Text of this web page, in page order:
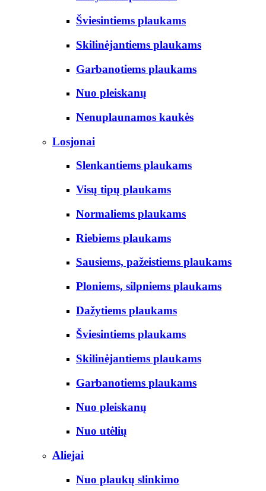
Šviesintiems plaukams
Skilinėjantiems plaukams
Garbanotiems plaukams
Nuo pleiskanų
Nenuplaunamos kaukės
Losjonai
Slenkantiems plaukams
Visų tipų plaukams
Normaliems plaukams
Riebiems plaukams
Sausiems, pažeistiems plaukams
Ploniems, silpniems plaukams
Dažytiems plaukams
Šviesintiems plaukams
Skilinėjantiems plaukams
Garbanotiems plaukams
Nuo pleiskanų
Nuo utėlių
Aliejai
Nuo plaukų slinkimo